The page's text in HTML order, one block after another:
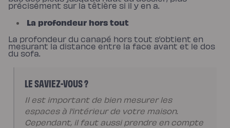
lit
Module
d'angle
Lot
coussins
Coloris
Ecru
Profond
Sauge
Terracotta
précisément sur la têtière si il y en a.
La profondeur hors tout
La profondeur du canapé hors tout s’obtient en
mesurant la distance entre la face avant et le dos
du sofa.
LE SAVIEZ-VOUS ?
Il est important de bien mesurer les
espaces à l’intérieur de votre maison.
Cependant, il faut aussi prendre en compte